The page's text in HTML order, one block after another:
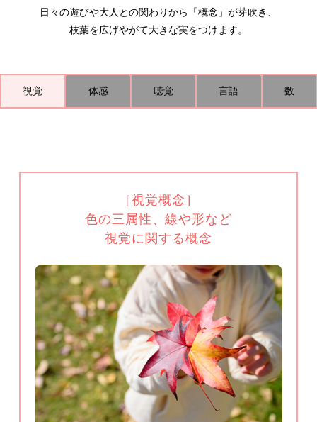
日々の遊びや大人との関わりから「概念」が芽吹き、
枝葉を広げやがて大きな実をつけます。
視覚 体感 聴覚 言語 数
［視覚概念］
色の三属性、線や形など
視覚に関する概念